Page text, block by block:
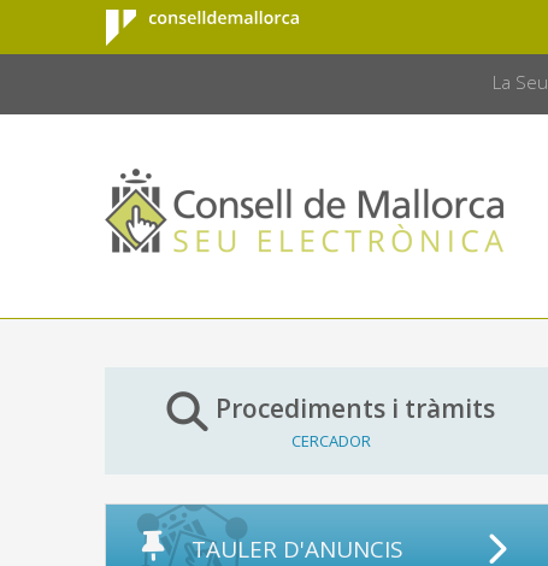
Salta al contingut principal
Consell de
Mallorca
La Seu
Procediments i tràmits
CERCADOR
TAULER D'ANUNCIS